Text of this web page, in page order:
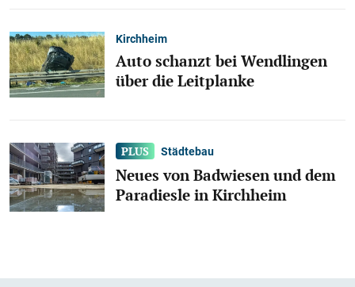
Kirchheim
Auto schanzt bei Wendlingen
über die Leitplanke
Städtebau
Neues von Badwiesen und dem
Paradiesle in Kirchheim